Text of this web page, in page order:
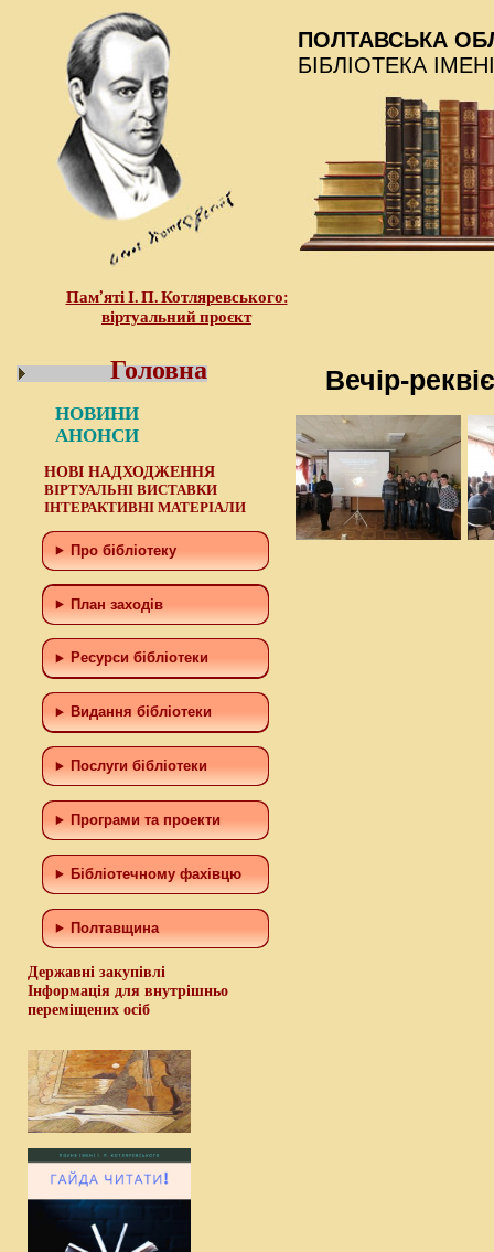
Пам’яті І. П. Котляревського:
віртуальний проєкт
ПОЛТАВСЬКА
БІБЛІОТЕКА
Головна
НОВИНИ
АНОНСИ
НОВІ НАДХОДЖЕННЯ
ВІРТУАЛЬНІ ВИСТАВКИ
ІНТЕРАКТИВНІ МАТЕРІАЛИ
Про бібліотеку
План заходів
Ресурси бібліотеки
Видання бібліотеки
Послуги бібліотеки
Програми та проекти
Бiблiотечному фахiвцю
Полтавщина
Державні закупівлі
Інформація для внутрішньо
переміщених осіб
Вечір-